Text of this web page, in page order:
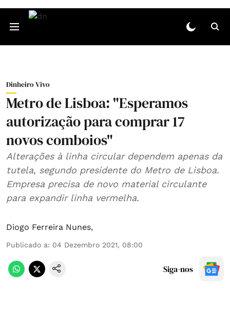
Dinheiro Vivo
Metro de Lisboa: "Esperamos
autorização para comprar 17
novos comboios"
Alterações à linha circular dependem apenas da
tutela, segundo presidente do Metro de Lisboa.
Empresa precisa de novo material circulante
para expandir linha vermelha.
Diogo Ferreira Nunes,
Publicado a: 04 Dezembro 2021, 08:00
Siga-nos